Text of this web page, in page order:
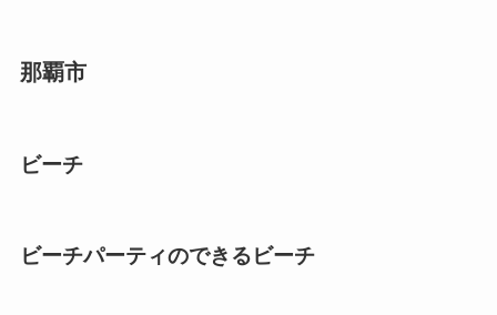
那覇市
ビーチ
ビーチパーティのできるビーチ